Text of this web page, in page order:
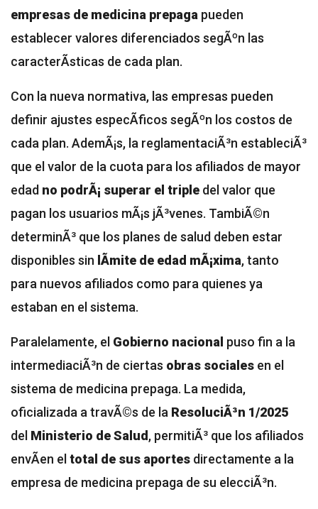
empresas de medicina prepaga pueden
establecer valores diferenciados segÃºn las
caracterÃ­sticas de cada plan.
Con la nueva normativa, las empresas pueden
definir ajustes especÃ­ficos segÃºn los costos de
cada plan. AdemÃ¡s, la reglamentaciÃ³n estableciÃ³
que el valor de la cuota para los afiliados de mayor
edad no podrÃ¡ superar el triple del valor que
pagan los usuarios mÃ¡s jÃ³venes. TambiÃ©n
determinÃ³ que los planes de salud deben estar
disponibles sin lÃ­mite de edad mÃ¡xima, tanto
para nuevos afiliados como para quienes ya
estaban en el sistema.
Paralelamente, el Gobierno nacional puso fin a la
intermediaciÃ³n de ciertas obras sociales en el
sistema de medicina prepaga. La medida,
oficializada a travÃ©s de la ResoluciÃ³n 1/2025
del Ministerio de Salud , permitiÃ³ que los afiliados
envÃ­en el total de sus aportes directamente a la
empresa de medicina prepaga de su elecciÃ³n.